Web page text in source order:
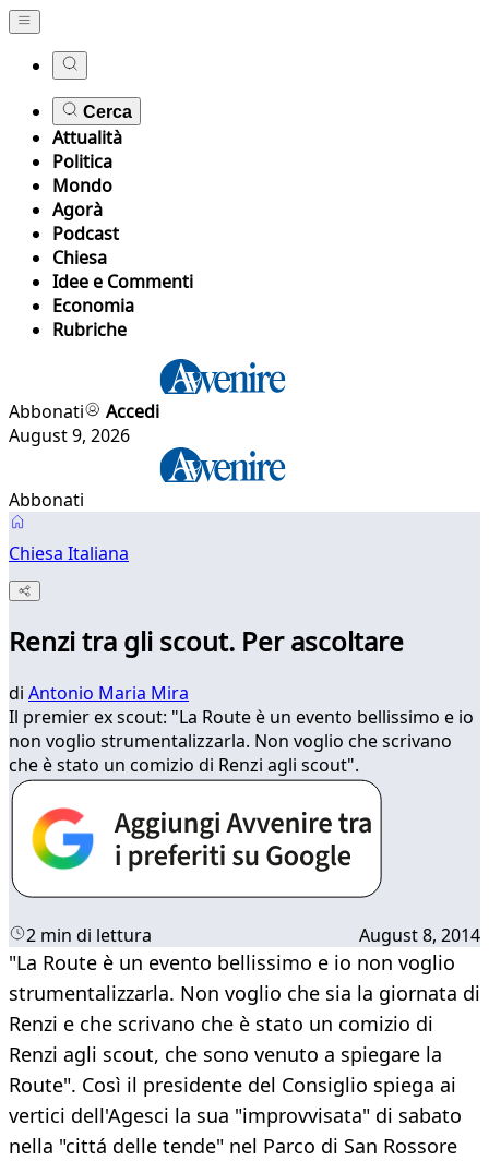
Cerca
Attualità
Politica
Mondo
Agorà
Podcast
Chiesa
Idee e Commenti
Economia
Rubriche
Abbonati
Accedi
August 9, 2026
Abbonati
Chiesa Italiana
Renzi tra gli scout. Per ascoltare
di Antonio Maria Mira
Il premier ex scout: "La Route è un evento bellissimo e io
non voglio strumentalizzarla. Non voglio che scrivano
che è stato un comizio di Renzi agli scout".
2 min di lettura August 8, 2014
"La Route è un evento bellissimo e io non voglio
strumentalizzarla. Non voglio che sia la giornata di
Renzi e che scrivano che è stato un comizio di
Renzi agli scout, che sono venuto a spiegare la
Route". Così il presidente del Consiglio spiega ai
vertici dell'Agesci la sua "improvvisata" di sabato
nella "cittá delle tende" nel Parco di San Rossore